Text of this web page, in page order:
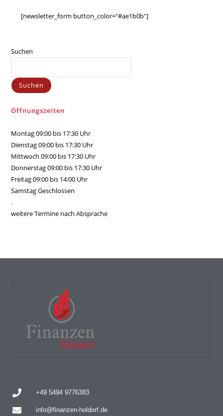
[newsletter_form button_color="#ae1b0b"]
Suchen
Suchen
Öffnungszeiten
Montag 09:00 bis 17:30 Uhr
Dienstag 09:00 bis 17:30 Uhr
Mittwoch 09:00 bis 17:30 Uhr
Donnerstag 09:00 bis 17:30 Uhr
Freitag 09:00 bis 14:00 Uhr
Samstag Geschlossen
.
weitere Termine nach Absprache
+49 5494 9776383
info@finanzen-holdorf.de